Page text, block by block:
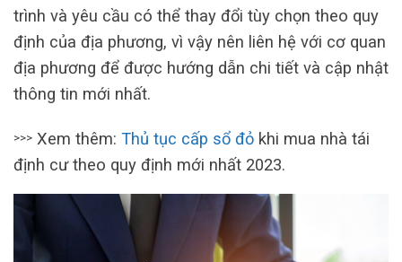
trình và yêu cầu có thể thay đổi tùy chọn theo quy
định của địa phương, vì vậy nên liên hệ với cơ quan
địa phương để được hướng dẫn chi tiết và cập nhật
thông tin mới nhất.
>>> Xem thêm: Thủ tục cấp sổ đỏ khi mua nhà tái
định cư theo quy định mới nhất 2023.